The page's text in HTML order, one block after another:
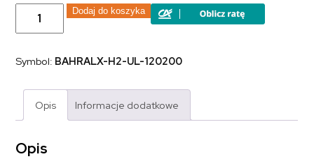
ilość
Materac
piankowy
wysokoelastyczną
termoelastyczną
120x200
Dodaj do koszyka
Symbol: BAHRALX-H2-UL-120200
Opis Informacje dodatkowe
Opis